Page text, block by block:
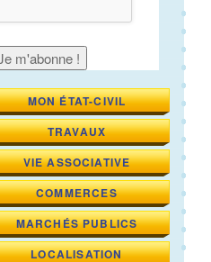
MON ÉTAT-CIVIL
TRAVAUX
VIE ASSOCIATIVE
COMMERCES
MARCHÉS PUBLICS
LOCALISATION